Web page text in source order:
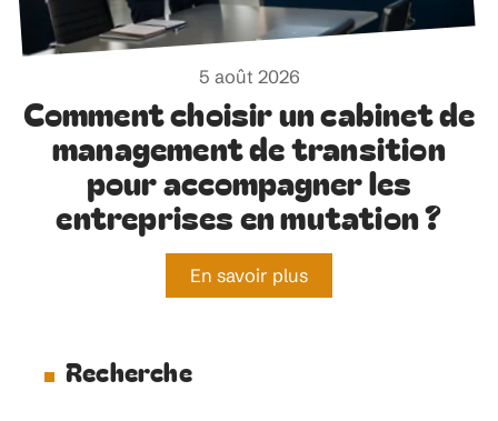
5 août 2026
Comment choisir un cabinet de
management de transition
pour accompagner les
entreprises en mutation ?
En savoir plus
Recherche